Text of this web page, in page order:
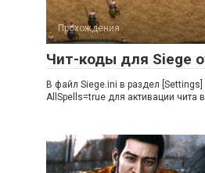
Прохождения
Чит-коды для Siege
В файл Siege.ini в раздел [Settings]
AllSpells=true для активации чита